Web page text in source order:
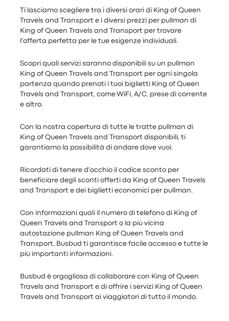
Ti lasciamo scegliere tra i diversi orari di King of Queen
Travels and Transport e i diversi prezzi per pullman di
King of Queen Travels and Transport per trovare
l'offerta perfetta per le tue esigenze individuali.
Scopri quali servizi saranno disponibili su un pullman
King of Queen Travels and Transport per ogni singola
partenza quando prenoti i tuoi biglietti King of Queen
Travels and Transport, come WiFi, A/C, prese di corrente
e altro.
Con la nostra copertura di tutte le tratte pullman di
King of Queen Travels and Transport disponibili, ti
garantiamo la possibilità di andare dove vuoi.
Ricordati di tenere d'occhio il codice sconto per
beneficiare degli sconti offerti da King of Queen Travels
and Transport e dei biglietti economici per pullman.
Con informazioni quali il numero di telefono di King of
Queen Travels and Transport o la più vicina
autostazione pullman King of Queen Travels and
Transport, Busbud ti garantisce facile accesso e tutte le
più importanti informazioni.
Busbud è orgogliosa di collaborare con King of Queen
Travels and Transport e di offrire i servizi King of Queen
Travels and Transport ai viaggiatori di tutto il mondo.